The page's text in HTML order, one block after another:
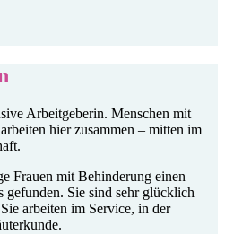
Arbeitgeberin. Menschen mit
hier zusammen – mitten im
Frauen mit Behinderung einen
Sie sind sehr glücklich
arbeiten im Service, in der